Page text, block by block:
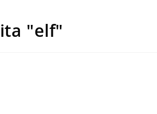
"elf"